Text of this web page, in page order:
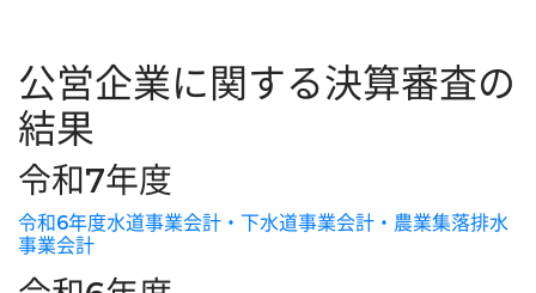
公営企業に関する決算審査の
結果
令和7年度
令和6年度水道事業会計・下水道事業会計・農業集落排水
事業会計